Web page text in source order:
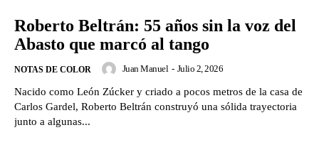
Roberto Beltrán: 55 años sin la voz del
Abasto que marcó al tango
NOTAS DE COLOR Juan Manuel - Julio 2, 2026
Nacido como León Zúcker y criado a pocos metros de la casa de
Carlos Gardel, Roberto Beltrán construyó una sólida trayectoria
junto a algunas...